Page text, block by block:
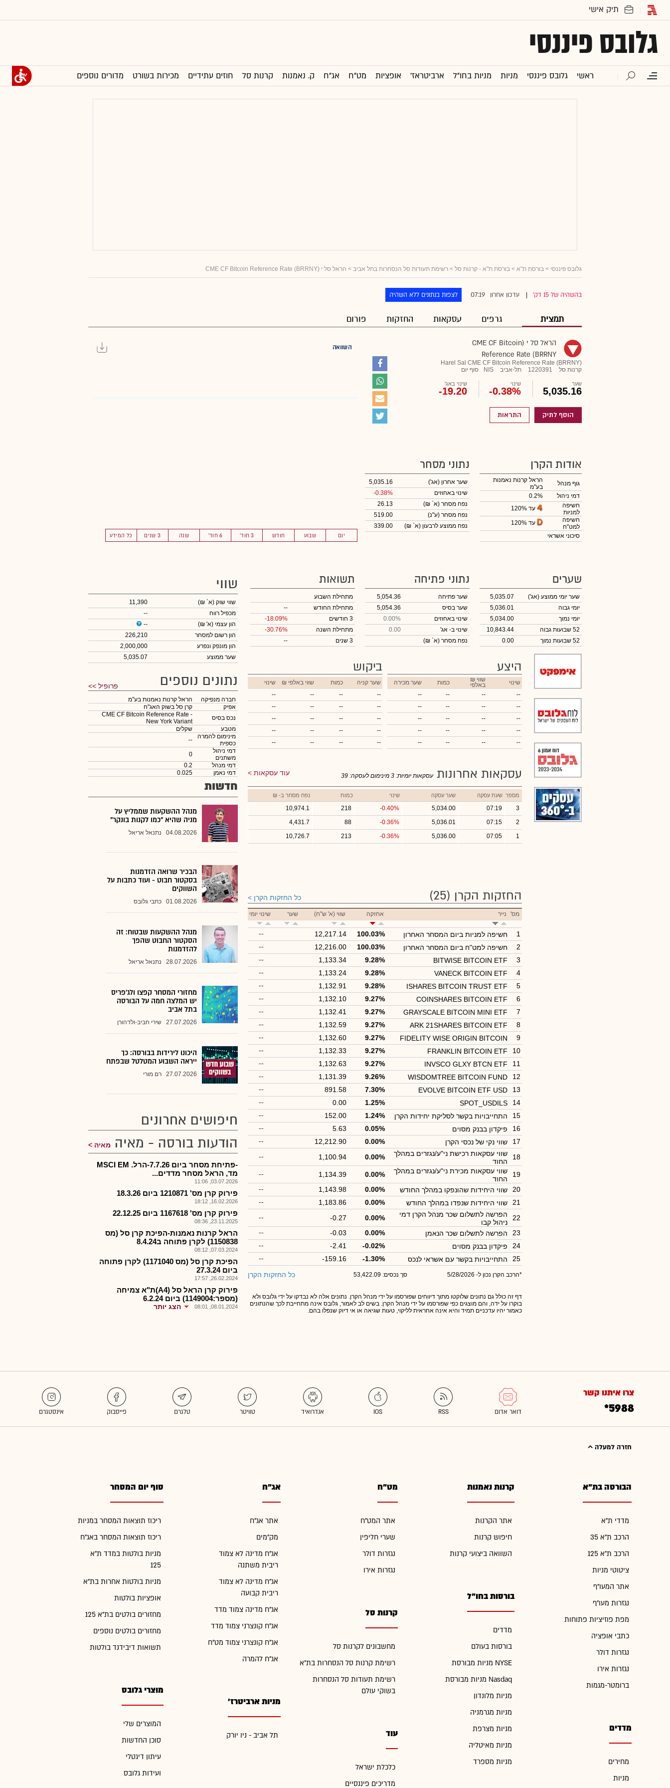
גלובס פיננסי
ראשי גלובס פיננסי מניות מניות בחו"ל ארביטראז' אופציות מט"ח אג"ח ק. נאמנות קרנות סל חוזים עתידיים מכירות בשורט מדורים נוספים
גלובס פיננסי > בורסת ת"א > בורסת ת"א - קרנות סל > רשימת תעודות סל הנסחרות בתל אביב > הראל סל י (CME CF Bitcoin Reference Rate (BRRNY
בהשהיה של 15 דק' עדכון אחרון 07:19 לצפות בנתונים ללא השהיה
תמצית גרפים עסקאות החזקות פורום
הראל סל י (CME CF Bitcoin
Reference Rate (BRRNY
Harel Sal CME CF Bitcoin Reference Rate (BRRNY)
קרנות סל
1220391 תל-אביב NIS סוף יום
שער
5,035.16
שינוי
-0.38%
שינוי באג'
-19.20
הוסף לתיק התראות
השוואה
יום שבוע חודש 3 חוד' 6 חוד' שנה 3 שנים כל המידע
אודות הקרן
גוף מנהל
הראל קרנות נאמנות
בע"מ
דמי ניהול
0.2%
חשיפה
למניות
עד 120%
חשיפה
למט"ח
עד 120%
סיכוני אשראי
נתוני מסחר
שער אחרון (אג')
5,035.16
שינוי באחוזים
-0.38%
נפח מסחר (א` ₪)
26.13
נפח מסחר (ע"נ)
519.00
נפח ממוצע לרבעון (א` ₪)
339.00
שערים
שער יומי ממוצע (אג')
5,035.07
יומי גבוה
5,036.01
יומי נמוך
5,034.00
52 שבועות גבוה
10,843.44
52 שבועות נמוך
0.00
נתוני פתיחה
שער פתיחה
5,054.36
שער בסיס
5,054.36
שינוי באחוזים
0.00%
שינוי ב- אג'
0.00
נפח מסחר (א` ₪)
תשואות
מתחילת השבוע
מתחילת החודש
--
3 חודשים
-18.09%
מתחילת השנה
-30.76%
3 שנים
--
היצע
שינוי ₪ שווי
באלפי כמות
שער מכירה
--
--
--
--
--
--
--
--
--
--
--
--
--
--
--
--
--
--
--
--
ביקוש
שער קניה כמות ₪ שווי באלפי
שינוי
--
--
--
--
--
--
--
--
--
--
--
--
--
--
--
--
--
--
--
--
עסקאות אחרונות עוד עסקאות עסקאות יומיות: 3 מינימום לעסקה: 39
מספר שעת עסקה שער עסקה שינוי כמות נפח מסחר ב- ₪
3
07:19
5,034.00
-0.40%
218
10,974.1
2
07:15
5,036.01
-0.36%
88
4,431.7
1
07:05
5,036.00
-0.36%
213
10,726.7
החזקות הקרן (25) כל החזקות הקרן
מס' נייר אחזקה שווי (א' ש"ח) שער שינוי יומי
1 חשיפה למניות ביום המסחר האחרון 100.03%
12,217.14
--
2
חשיפה למט"ח ביום המסחר האחרון 100.03%
12,216.00
--
3
BITWISE BITCOIN ETF
9.28%
1,133.34
--
4
VANECK BITCOIN ETF
9.28%
1,133.24
--
5
ISHARES BITCOIN TRUST ETF
9.28%
1,132.91
--
6
COINSHARES BITCOIN ETF
9.27%
1,132.10
--
7
GRAYSCALE BITCOIN MINI ETF
9.27%
1,132.41
--
8
ARK 21SHARES BITCOIN ETF
9.27%
1,132.59
--
9
FIDELITY WISE ORIGIN BITCOIN
9.27%
1,132.60
--
10
FRANKLIN BITCOIN ETF
9.27%
1,132.33
--
11
INVSCO GLXY BTCN ETF
9.27%
1,132.63
--
12
WISDOMTREE BITCOIN FUND
9.26%
1,131.39
--
13
EVOLVE BITCOIN ETF USD
7.30%
891.58
--
14
SPOT_USDILS
1.25%
0.00
--
15
התחייבויות בקשר לסליקת יחידות הקרן 1.24%
152.00
--
16
פיקדון בבנק מסוים 0.05%
5.63
--
17
שווי נקי של נכסי הקרן 0.00%
12,212.90
--
18
שווי עסקאות רכישת ני"ע/נגזרים במהלך
החוד
0.00%
1,100.94
--
19
שווי עסקאות מכירת ני"ע/נגזרים במהלך
החוד
0.00%
1,134.39
--
20
שווי היחידות שהונפקו במהלך החודש 0.00%
1,143.98
--
21
שווי היחידות שנפדו במהלך החודש 0.00%
1,183.86
--
22
הפרשה לתשלום שכר מנהל הקרן דמי
ניהול קבו
0.00%
-0.27
--
23
הפרשה לתשלום שכר הנאמן 0.00%
-0.03
--
24
פיקדון בבנק מסוים -0.02%
-2.41
--
25
התחייבויות בקשר עם אשראי לנכס -1.30%
-159.16
--
*הרכב הקרן נכון ל- 5/28/2026 סך נכסים: 53,422.09 כל החזקות הקרן
דף זה כולל גם נתונים שלוקטו מתוך דיווחים שפורסמו על ידי מנהל הקרן. נתונים אלה לא נבדקו על ידי גלובס ולא
בוקרו על ידה, והם מוצגים כפי שפורסמו על ידי מנהל הקרן. בשים לב לאמור, גלובס אינה מתחייבת לכך שהנתונים
כאמור יהיו עדכניים תמיד והיא אינה אחראית לליקוי, טעות שגיאה או אי דיוק שנפלו בהם.
שווי
שווי שוק (א` ₪)
11,390
מכפיל רווח
--
הון עצמי (א' ₪)
--
הון רשום למסחר
226,210
הון מונפק ונפרע
2,000,000
שער ממוצע
5,035.07
נתונים נוספים פרופיל >>
חברה מנפיקה
הראל קרנות נאמנות בע"מ
אפיק
קרן סל בשוק האג"ח
נכס בסיס
CME CF Bitcoin Reference Rate -
New York Variant
מטבע
שקלים
מינימום להמרה
כספית
--
דמי ניהול
משתנים
0
דמי מנהל
0.2
דמי נאמן
0.025
חדשות
מנהל ההשקעות שממליץ על
מניה שהיא "כמו לקנות בונקר"
04.08.2026 נתנאל אריאל
הבכיר שרואה הזדמנות
בסקטור חבוט - ועוד כתבות על
השווקים
01.08.2026 כתבי גלובס
מנהל ההשקעות שבטוח: זה
הסקטור החבוט שהפך
להזדמנות
28.07.2026 נתנאל אריאל
מחזורי המסחר קפצו ולג'פריס
יש המלצה חמה על הבורסה
בתל אביב
27.07.2026 שירי חביב-ולדהורן
היכונו לירידות בבורסה: כך
ייראה השבוע המטלטל שבפתח
27.07.2026 רם מורי
חיפושים אחרונים
הודעות בורסה - מאיה
מאיה
-פתיחת מסחר ביום 7.7.26-הרל. MSCI EM
מד, הראל מסחר מדדים...
03.07.2026, 11:06
פירוק קרן מס' 1210871 ביום 18.3.26
16.02.2026, 18:12
פירוק קרן מס' 1167618 ביום 22.12.25
23.11.2025, 08:36
הראל קרנות נאמנות-הפיכת קרן סל (מס
1150838) לקרן פתוחה ב8.4.24
07.03.2024, 08:12
הפיכת קרן סל (מס 1171040) לקרן פתוחה
ביום 27.3.24
26.02.2024, 17:57
פירוק קרן הראל סל (A4)ת"א צמיחה
(מספר:1149004) ביום 6.2.24
08.01.2024, 08:01 הצג יותר
צרו איתנו קשר
*5988
חזרה למעלה
הבורסה בת"א
מדדי ת"א
הרכב ת"א 35
הרכב ת"א 125
ציטוטי מניות
אתר המעו"ף
נגזרות מעו"ף
מפת פוזיציות פתוחות
כתבי אופציה
נגזרות דולר
נגזרות אירו
ברומטר-מגמות
מדדים
מחירים
מניות
קרנות נאמנות
אתר הקרנות
חיפוש קרנות
השוואה ביצועי קרנות
בורסות בחו"ל
מדדים
בורסות בעולם
מניות מבורסת NYSE
מניות מבורסת Nasdaq
מניות מלונדון
מניות מגרמניה
מניות מצרפת
מניות מאיטליה
מניות מספרד
מט"ח
אתר המט"ח
שערי חליפין
נגזרות דולר
נגזרות אירו
קרנות סל
מחשבונים לקרנות סל
רשימת קרנות סל הנסחרות בת"א
רשימת תעודות סל הנסחרות
בשוקי עולם
עוד
כלכלת ישראל
מדריכים פיננסיים
אג"ח
אתר אג"ח
מק"מים
אג"ח מדינה לא צמוד
ריבית משתנה
אג"ח מדינה לא צמוד
ריבית קבועה
אג"ח מדינה צמוד מדד
אג"ח קונצרני צמוד מדד
אג"ח קונצרני צמוד מט"ח
אג"ח להמרה
מניות ארביטרז'
תל אביב - ניו יורק
סוף יום המסחר
ריכוז תוצאות המסחר במניות
ריכוז תוצאות המסחר באג"ח
מניות בולטות במדד ת"א
125
מניות בולטות אחרות בת"א
אופציות בולטות
מחזורים בולטים בת"א 125
מחזורים בולטים נוספים
תשואות דיבידנד בולטות
מוצרי גלובס
המוצרים שלי
סוכן החדשות
עיתון דיגטלי
ועידות גלובס